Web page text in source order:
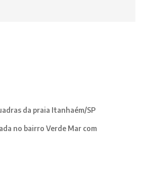
da praia Itanhaém/SP
no bairro Verde Mar com